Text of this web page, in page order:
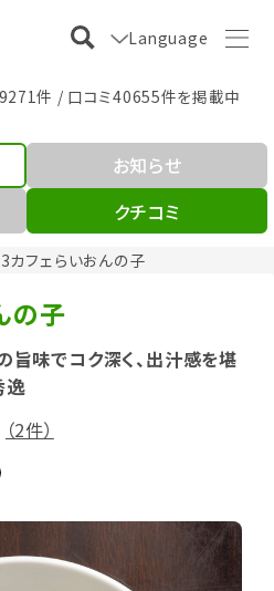
Language
件 / 口コミ40655件を掲載中
カフェらいおんの子
お知らせ
クチコミ
の子
味でコク深く、出汁感を堪
逸
（2件）